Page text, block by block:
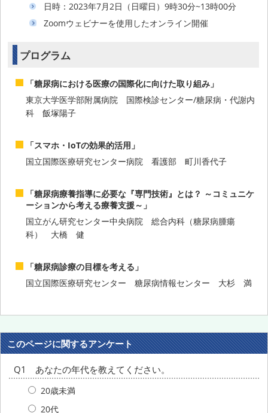
日時：2023年7月2日（日曜日）9時30分~13時00分
Zoomウェビナーを使用したオンライン開催
プログラム
「糖尿病における医療の国際化に向けた取り組み」
東京大学医学部附属病院 国際検診センター/糖尿病・代謝内
科 飯塚陽子
「スマホ・IoTの効果的活用」
国立国際医療研究センター病院 看護部 町川香代子
「糖尿病療養指導に必要な『専門技術』とは？ ～コミュニケ
ーションから考える療養支援～」
国立がん研究センター中央病院 総合内科（糖尿病腫瘍
科） 大橋 健
「糖尿病診療の目標を考える」
国立国際医療研究センター 糖尿病情報センター 大杉 満
このページに関するアンケート
Q1 あなたの年代を教えてください。
20歳未満
20代